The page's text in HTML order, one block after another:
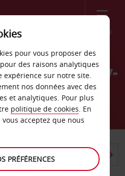
Menu
Épinay-
pour vous proposer des
des raisons analytiques
sur notre site.
nos données avec des
et analytiques. Pour plus
politique de cookies. En
vous acceptez que nous
PRÉFÉRENCES